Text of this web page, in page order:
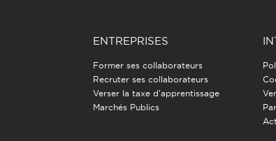
ENTREPRISES
Former ses collaborateurs
Recruter ses collaborateurs
Verser la taxe d'apprentissage
Marchés Publics